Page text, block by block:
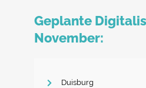
Geplante
November:
Duisburg